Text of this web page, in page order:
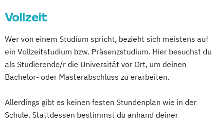
Schmerzmanagement in der Pflege
Vollzeit
Wer von einem Studium spricht, bezieht sich meistens auf
ein Vollzeitstudium bzw. Präsenzstudium. Hier besuchst du
als Studierende/r die Universität vor Ort, um deinen
Bachelor- oder Masterabschluss zu erarbeiten.
Allerdings gibt es keinen festen Stundenplan wie in der
Schule. Stattdessen bestimmst du anhand deiner